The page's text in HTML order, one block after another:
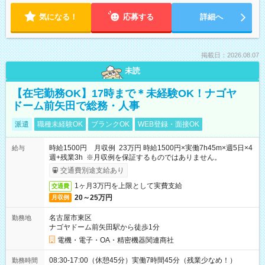
気になる！ 応募する 詳細へ
掲載日：2026.08.07
未読
【在宅勤務OK】17時まで＊未経験OK！ナゴヤ
ドーム前矢田で総務・人事
派遣 職種未経験OK ブランクOK WEB登録・面接OK
給与
時給1500円 月収例 23万円 時給1500円×実働7h45m×週5日×4
週+残業3h ※月収例を保証するものではありません。
交通費別途支給あり
交通費 1ヶ月3万円を上限として実費支給
月収例 20～25万円
勤務地
名古屋市東区
ナゴヤドーム前矢田駅から徒歩1分
電機・電子・OA・精密機器関連商社
勤務時間 08:30-17:00（休憩45分）実働7時間45分（残業少なめ！）